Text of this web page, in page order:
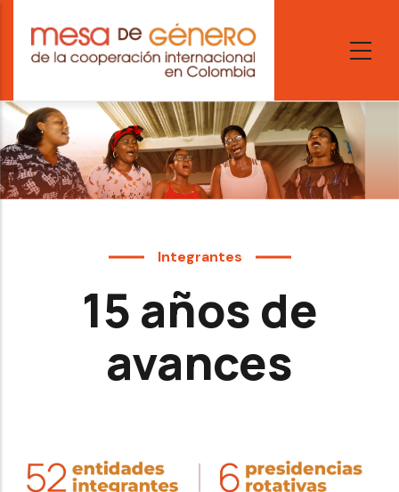
main
content
Integrantes
15 años de
avances